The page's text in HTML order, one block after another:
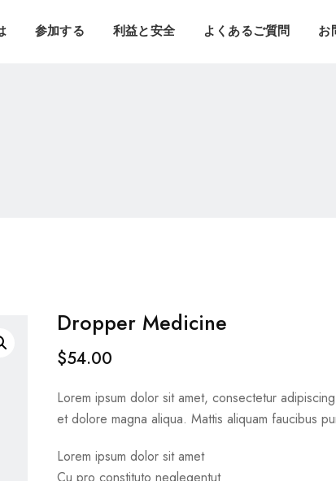
参加する 利益と安全 よくあるご質問 お
Dropper Medicine
$54.00
Lorem ipsum dolor sit amet, consectetur
et dolore magna aliqua. Mattis aliquam faucibus
Lorem ipsum dolor sit amet